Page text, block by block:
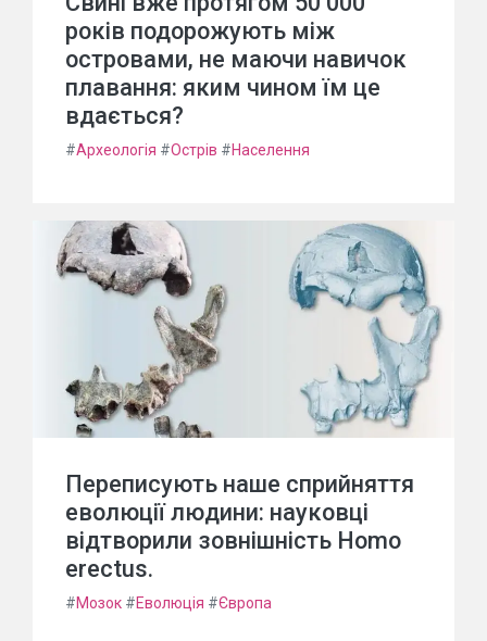
років подорожують між
островами, не маючи навичок
плавання: яким чином їм це
вдається?
#Археологія #Острів #Населення
Переписують наше сприйняття
еволюції людини: науковці
відтворили зовнішність Homo
erectus.
#Мозок #Еволюція #Європа